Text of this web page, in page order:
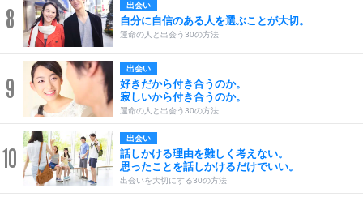
8 出会い
自分に自信のある人を選ぶことが大切。
運命の人と出会う30の方法
9
出会い
好きだから付き合うのか。
寂しいから付き合うのか。
運命の人と出会う30の方法
10
出会い
話しかける理由を難しく考えない。
思ったことを話しかけるだけでいい。
出会いを大切にする30の方法